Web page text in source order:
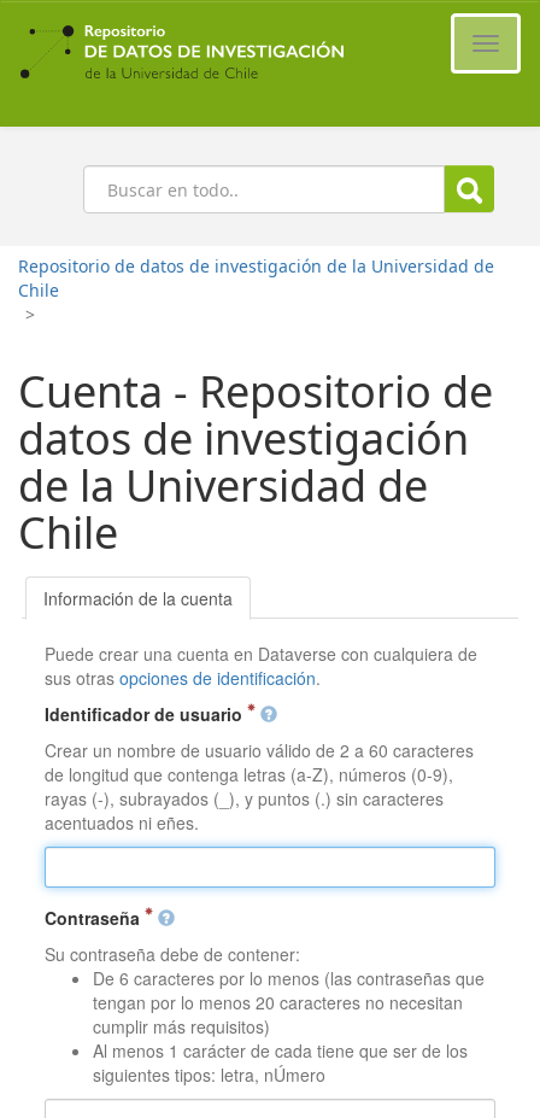
Ir
contenido
principal
Buscar
Repositorio de datos de investigación de la Universidad de
Chile
>
Cuenta - Repositorio de
datos de investigación
de la Universidad de
Chile
Información de la cuenta
Puede crear una cuenta en Dataverse con cualquiera de
sus otrasopciones de identificación.
Identificador de usuario
Crear un nombre de usuario válido de 2 a 60 caracteres
de longitud que contenga letras (a-Z), números (0-9),
rayas (-), subrayados (_), y puntos (.) sin caracteres
acentuados ni eñes.
Contraseña
Su contraseña debe de contener:
De 6 caracteres por lo menos (las contraseñas que
tengan por lo menos 20 caracteres no necesitan
cumplir más requisitos)
Al menos 1 carácter de cada tiene que ser de los
siguientes tipos: letra, nÚmero